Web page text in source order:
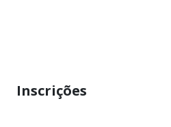
Inscrições